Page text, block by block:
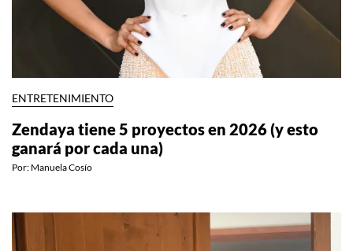
ENTRETENIMIENTO
Zendaya tiene 5 proyectos en 2026 (y esto
ganará por cada una)
Por: Manuela Cosío